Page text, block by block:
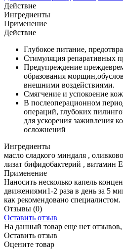
Действие
Ингредиенты
Применение
Действие
Глубокое питание,
Стимуляция репаративных
Предупреждение
образования
внешними воздействиями.
Смягчение и успокоение
В послеоперационном
операций, глубоких
для ускорения заживления
осложнений
Ингредиенты
масло сладкого миндаля ,
лизат бифидобактерий , витамин Е
Применение
Наносить несколько капель
движениями1-2 раза в день за 5
как рекомендовано специалистом.
Отзывы (0)
Оставить отзыв
На данный товар еще нет
Оставить отзыв
Оцените товар